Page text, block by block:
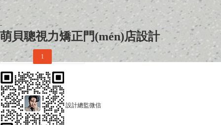
-
萌貝聰視力矯正門(mén)店設計
上一页 1
設計總監微信